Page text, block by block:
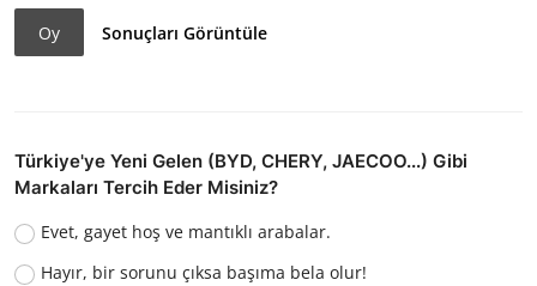
Oy Sonuçları Görüntüle
Türkiye'ye Yeni Gelen (BYD, CHERY, JAECOO...) Gibi
Markaları Tercih Eder Misiniz?
Evet, gayet hoş ve mantıklı arabalar.
Hayır, bir sorunu çıksa başıma bela olur!